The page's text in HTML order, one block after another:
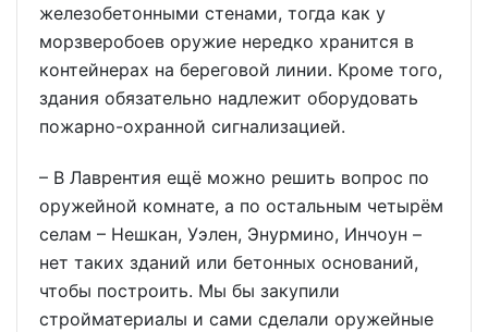
железобетонными стенами, тогда как у
морзверобоев оружие нередко хранится в
контейнерах на береговой линии. Кроме того,
здания обязательно надлежит оборудовать
пожарно-охранной сигнализацией.
– В Лаврентия ещё можно решить вопрос по
оружейной комнате, а по остальным четырём
селам – Нешкан, Уэлен, Энурмино, Инчоун –
нет таких зданий или бетонных оснований,
чтобы построить. Мы бы закупили
стройматериалы и сами сделали оружейные